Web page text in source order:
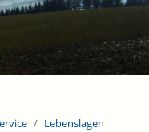
Lebenslagen